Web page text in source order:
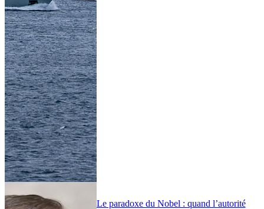
Le paradoxe du Nobel : quand l’autorité